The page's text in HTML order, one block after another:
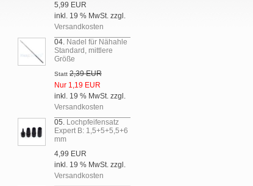
5,99 EUR
inkl. 19 % MwSt. zzgl.
Versandkosten
04. Nadel für Nähahle
Standard, mittlere
Größe
Statt 2,39 EUR
Nur 1,19 EUR
inkl. 19 % MwSt. zzgl.
Versandkosten
05. Lochpfeifensatz
Expert B: 1,5+5+5,5+6
mm
4,99 EUR
inkl. 19 % MwSt. zzgl.
Versandkosten